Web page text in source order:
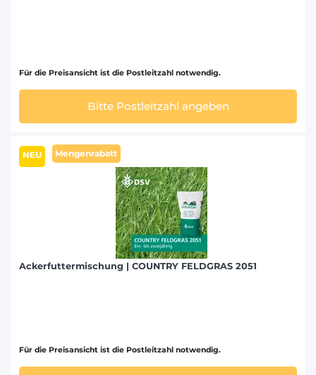
Für die Preisansicht ist die Postleitzahl notwendig.
Bitte Postleitzahl angeben
NEU Mengenrabatt
Ackerfuttermischung | COUNTRY FELDGRAS 2051
Für die Preisansicht ist die Postleitzahl notwendig.